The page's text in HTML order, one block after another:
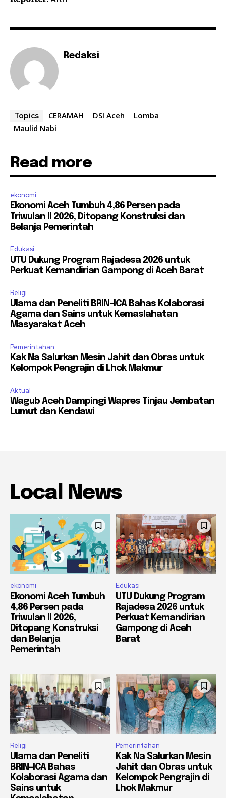
Redaksi
Topics CERAMAH DSI Aceh
Lomba
Maulid Nabi
Read more
ekonomi
Ekonomi Aceh Tumbuh 4,86 Persen pada
Triwulan II 2026, Ditopang Konstruksi dan
Belanja Pemerintah
Edukasi
UTU Dukung Program Rajadesa 2026 untuk
Perkuat Kemandirian Gampong di Aceh Barat
Religi
Ulama dan Peneliti BRIN-ICA Bahas Kolaborasi
Agama dan Sains untuk Kemaslahatan
Masyarakat Aceh
Pemerintahan
Kak Na Salurkan Mesin Jahit dan Obras untuk
Kelompok Pengrajin di Lhok Makmur
Aktual
Wagub Aceh Dampingi Wapres Tinjau Jembatan
Lumut dan Kendawi
Local News
ekonomi
Ekonomi Aceh Tumbuh
4,86 Persen pada
Triwulan II 2026,
Ditopang Konstruksi
dan Belanja
Pemerintah
Edukasi
UTU Dukung Program
Rajadesa 2026 untuk
Perkuat Kemandirian
Gampong di Aceh
Barat
Religi
Ulama dan Peneliti
BRIN-ICA Bahas
Kolaborasi Agama dan
Sains untuk
Pemerintahan
Kak Na Salurkan Mesin
Jahit dan Obras untuk
Kelompok Pengrajin di
Lhok Makmur